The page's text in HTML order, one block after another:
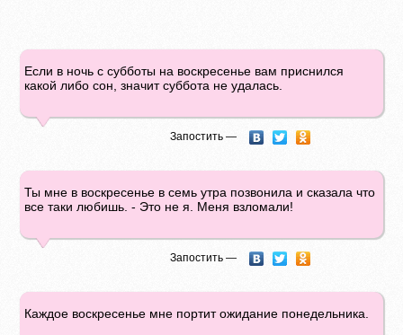
Если в ночь с субботы на воскресенье вам приснился
какой либо сон, значит суббота не удалась.
Запостить —
Ты мне в воскресенье в семь утра позвонила и сказала что
все таки любишь. - Это не я. Меня взломали!
Запостить —
Каждое воскресенье мне портит ожидание понедельника.